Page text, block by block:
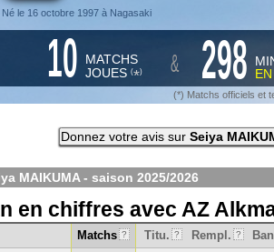
Né le 16 octobre 1997 à Nagasaki
10 MATCHS
JOUES (*) & 298
(*) Matchs officiels et
Donnez votre avis sur Seiya
MAIKUMA - saison 2025/2026
en chiffres avec AZ
Matchs ? Titu. ? Rempl. ?